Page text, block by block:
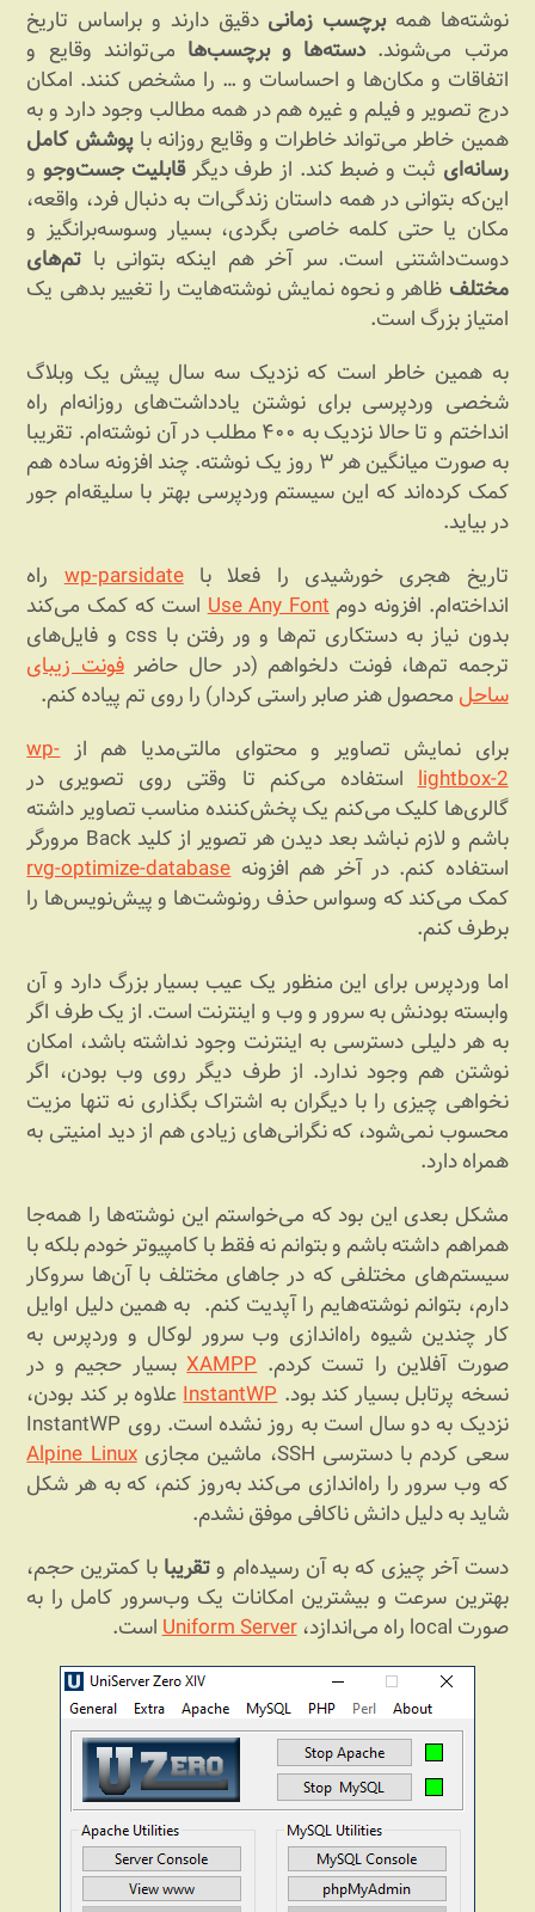
نوشته‌ها همهبرچسب زمانی دقیق دارند و براساس تاریخ
مرتب می‌شوند. دسته‌ها و برچسب‌ها می‌توانند وقایع و
اتفاقات و مکان‌ها و احساسات و … را مشخص کنند. امکان
درج تصویر و فیلم و غیره هم در همه مطالب وجود دارد و به
همین خاطر می‌تواند خاطرات و وقایع روزانه باپوشش کامل
رسانه‌ای ثبت و ضبط کند. از طرف دیگرقابلیت جست‌وجو و
این‌‌که بتوانی در همه داستان زندگی‌ات به دنبال فرد، واقعه،
مکان یا حتی کلمه خاصی بگردی، بسیار وسوسه‌برانگیز و
دوست‌داشتنی است. سر آخر هم اینکه بتوانی با تم‌های
مختلف ظاهر و نحوه نمایش نوشته‌هایت را تغییر بدهی یک
امتیاز بزرگ است.
به همین خاطر است که نزدیک سه سال پیش یک وبلاگ
شخصی وردپرسی برای نوشتن یادداشت‌های روزانه‌ام راه
انداختم و تا حالا نزدیک به ۴۰۰ مطلب در آن نوشته‌ام. تقریبا
به صورت میانگین هر ۳ روز یک نوشته. چند افزونه ساده هم
کمک کرده‌اند که این سیستم وردپرسی بهتر با سلیقه‌ام جور
در بیاید.
تاریخ هجری خورشیدی را فعلا باwp-parsidateراه
انداخته‌ام. افزونه دومUse Any Fontاست که کمک می‌کند
بدون نیاز به دستکاری تم‌ها و ور رفتن با css و فایل‌های
ترجمه تم‌ها، فونت دلخواهم (در حال حاضرفونت زیبای
ساحل محصول هنر صابر راستی کردار) را روی تم پیاده کنم.
برای نمایش تصاویر و محتوای مالتی‌مدیا هم ازwp-
lightbox-2استفاده می‌کنم تا وقتی روی تصویری در
گالری‌ها کلیک می‌کنم یک پخش‌کننده مناسب تصاویر داشته
باشم و لازم نباشد بعد دیدن هر تصویر از کلید Back مرورگر
استفاده کنم. در آخر هم افزونهrvg-optimize-database
کمک می‌کند که وسواس حذف رونوشت‌ها و پیش‌نویس‌ها را
برطرف کنم.
اما وردپرس برای این منظور یک عیب بسیار بزرگ دارد و آن
وابسته بودنش به سرور و وب و اینترنت است. از یک طرف اگر
به هر دلیلی دسترسی به اینترنت وجود نداشته باشد، امکان
نوشتن هم وجود ندارد. از طرف دیگر روی وب بودن، اگر
نخواهی چیزی را با دیگران به اشتراک بگذاری نه تنها مزیت
محسوب نمی‌شود، که نگرانی‌های زیادی هم از دید امنیتی به
همراه دارد.
مشکل بعدی این بود که می‌خواستم این نوشته‌ها را همه‌جا
همراهم داشته باشم و بتوانم نه فقط با کامپیوتر خودم بلکه با
سیستم‌های مختلفی که در جاهای مختلف با آن‌ها سروکار
دارم، بتوانم نوشته‌هایم را آپدیت کنم. به همین دلیل اوایل
کار چندین شیوه راه‌اندازی وب سرور لوکال و وردپرس به
صورت آفلاین را تست کردم.XAMPPبسیار حجیم و در
نسخه پرتابل بسیار کند بود.InstantWPعلاوه بر کند بودن،‌
نزدیک به دو سال است به روز نشده است. روی InstantWP
سعی کردم با دسترسی SSH، ماشین مجازی
Alpine Linux
که وب سرور را راه‌اندازی می‌کند به‌روز کنم، که به هر شکل
شاید به دلیل دانش ناکافی موفق نشدم.
دست آخر چیزی که به آن رسیده‌ام وتقریبا با کمترین حجم،
بهترین سرعت و بیشترین امکانات یک وب‌سرور کامل را به
صورت local راه می‌اندازد،
Uniform Serverاست.